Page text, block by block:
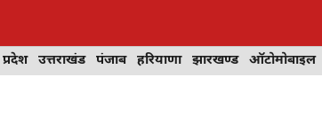
उत्तराखंड पंजाब हरियाणा झारखण्ड ऑटोमोबाइल